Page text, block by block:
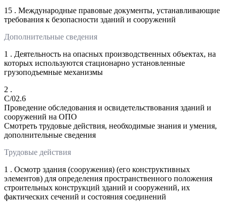
15 . Международные правовые документы, устанавливающие
требования к безопасности зданий и сооружений
Дополнительные сведения
1 . Деятельность на опасных производственных объектах, на
которых используются стационарно установленные
грузоподъемные механизмы
2 .
C/02.6
Проведение обследования и освидетельствования зданий и
сооружений на ОПО
Смотреть трудовые действия, необходимые знания и умения,
дополнительные сведения
Трудовые действия
1 . Осмотр здания (сооружения) (его конструктивных
элементов) для определения пространственного положения
строительных конструкций зданий и сооружений, их
фактических сечений и состояния соединений